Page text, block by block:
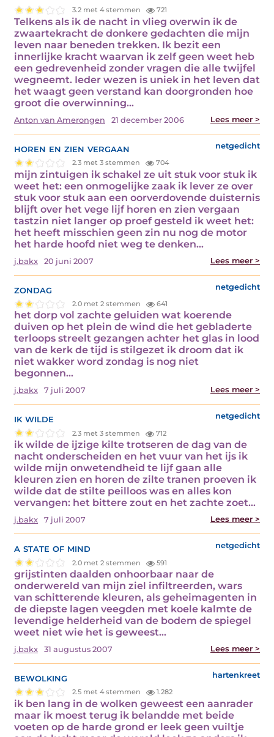
3.2 met 4 stemmen 721
Telkens als ik de nacht in vlieg overwin ik de
zwaartekracht de donkere gedachten die mijn
leven naar beneden trekken. Ik bezit een
innerlijke kracht waarvan ik zelf geen weet heb
een gedrevenheid zonder vragen die alle twijfel
wegneemt. Ieder wezen is uniek in het leven dat
het waagt geen verstand kan doorgronden hoe
groot die overwinning…
Anton van Amerongen 21 december 2006 Lees meer >
horen en zien vergaan netgedicht
2.3 met 3 stemmen 704
mijn zintuigen ik schakel ze uit stuk voor stuk ik
weet het: een onmogelijke zaak ik lever ze over
stuk voor stuk aan een oorverdovende duisternis
blijft over het vege lijf horen en zien vergaan
tastzin niet langer op proef gesteld ik weet het:
het heeft misschien geen zin nu nog de motor
het harde hoofd niet weg te denken…
j.bakx 20 juni 2007 Lees meer >
zondag netgedicht
2.0 met 2 stemmen 641
het dorp vol zachte geluiden wat koerende
duiven op het plein de wind die het gebladerte
terloops streelt gezangen achter het glas in lood
van de kerk de tijd is stilgezet ik droom dat ik
niet wakker word zondag is nog niet
begonnen…
j.bakx 7 juli 2007 Lees meer >
ik wilde netgedicht
2.3 met 3 stemmen 712
ik wilde de ijzige kilte trotseren de dag van de
nacht onderscheiden en het vuur van het ijs ik
wilde mijn onwetendheid te lijf gaan alle
kleuren zien en horen de zilte tranen proeven ik
wilde dat de stilte peilloos was en alles kon
vervangen: het bittere zout en het zachte zoet…
j.bakx 7 juli 2007 Lees meer >
a state of mind netgedicht
2.0 met 2 stemmen 591
grijstinten daalden onhoorbaar naar de
onderwereld van mijn ziel infiltreerden, wars
van schitterende kleuren, als geheimagenten in
de diepste lagen veegden met koele kalmte de
levendige helderheid van de bodem de spiegel
weet niet wie het is geweest…
j.bakx 31 augustus 2007 Lees meer >
bewolking hartenkreet
2.5 met 4 stemmen 1.282
ik ben lang in de wolken geweest een aanrader
maar ik moest terug ik belandde met beide
voeten op de harde grond er leek geen vuiltje